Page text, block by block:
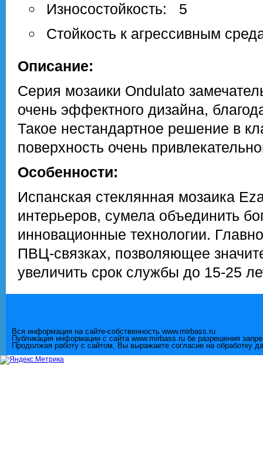
Износостойкость: 5
Стойкость к агрессивным
Описание:
Серия мозаики Ondulato
очень эффектного дизайна,
Такое нестандартное решение в
поверхность очень
Особенности:
Испанская стеклянная мозаика
интерьеров, сумела объединить
инновационные технологии.
ПВЦ-связках, позволяющее
увеличить срок службы до 15-25
Вся информация на сайте-собственность www.mirbass.ru
Публикация информации с сайта www.mirbass.ru бе разрешения
Продолжая работу с сайтом, Вы выражаете согласие на обработку